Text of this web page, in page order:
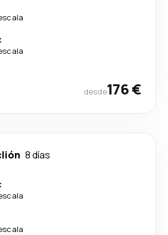
desde176 €
8 días